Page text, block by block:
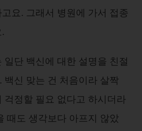
요. 그래서 병원에 가서 접종
일단 백신에 대한 설명을 친절
백신 맞는 건 처음이라 살짝
걱정할 필요 없다고 하시더라
때도 생각보다 아프지 않았